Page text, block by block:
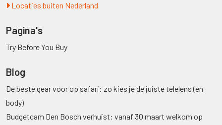
Locaties buiten Nederland
Pagina's
Try Before You Buy
Blog
De beste gear voor op safari: zo kies je de juiste telelens (en
body)
Budgetcam Den Bosch verhuist: vanaf 30 maart welkom op